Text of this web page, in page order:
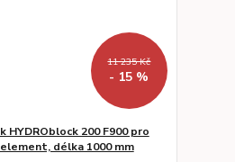
11 235 Kč
- 15 %
HYDROblock 200 F900 pro
délka 1000 mm